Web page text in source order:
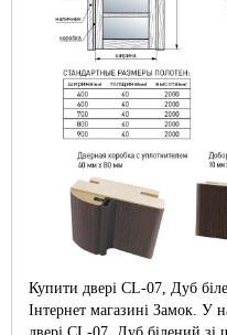
Купити двері CL-07, Дуб
Інтернет магазині Замок. У